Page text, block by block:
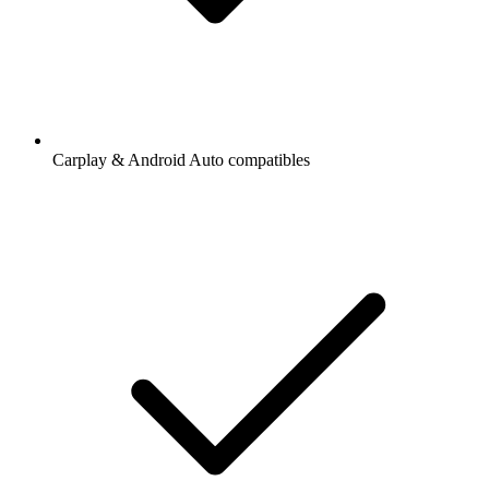
Carplay & Android Auto compatibles